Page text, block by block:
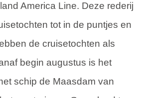
America Line. Deze rederij
tot in de puntjes en
de cruisetochten als
begin augustus is het
schip de Maasdam van